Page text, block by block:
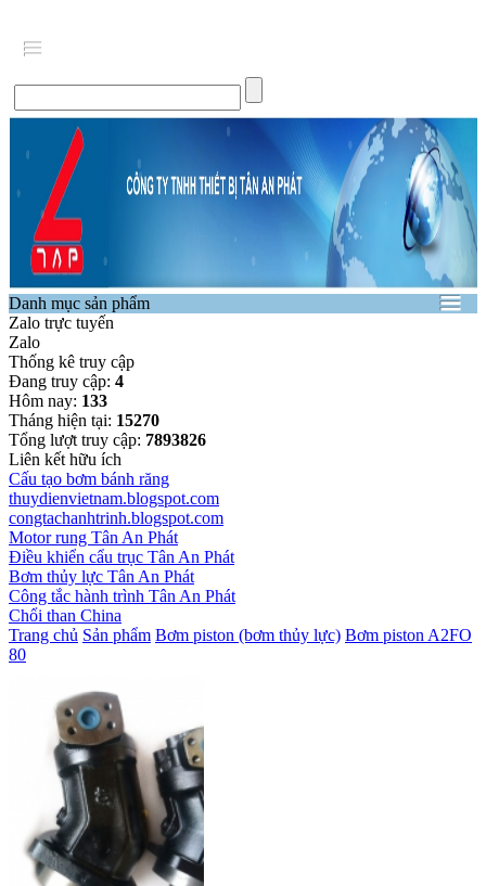
Danh mục sản phẩm
Zalo trực tuyến
Zalo
Thống kê truy cập
Đang truy cập: 4
Hôm nay: 133
Tháng hiện tại: 15270
Tổng lượt truy cập: 7893826
Liên kết hữu ích
Cấu tạo bơm bánh răng
thuydienvietnam.blogspot.com
congtachanhtrinh.blogspot.com
Motor rung Tân An Phát
Điều khiển cẩu trục Tân An Phát
Bơm thủy lực Tân An Phát
Công tắc hành trình Tân An Phát
Chổi than China
Trang chủ Sản phẩm Bơm piston (bơm thủy lực) Bơm piston A2FO
80